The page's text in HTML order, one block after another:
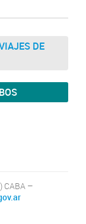
DE
CABA –